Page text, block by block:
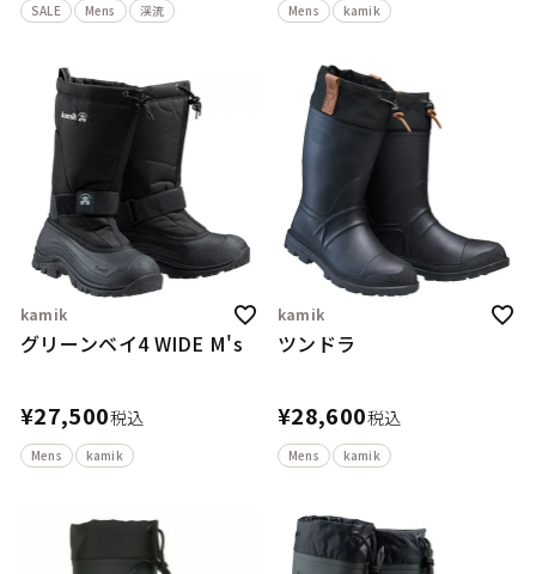
SALE Mens 渓流 Mens kamik
kamik
グリーンベイ4 WIDE M's
¥27,500税込
Mens kamik
kamik
ツンドラ
¥28,600税込
Mens kamik